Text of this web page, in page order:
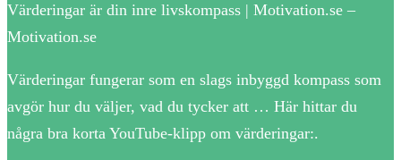
Värderingar är din inre livskompass | Motivation.se –
Motivation.se
Värderingar fungerar som en slags inbyggd kompass som
avgör hur du väljer, vad du tycker att … Här hittar du
några bra korta YouTube-klipp om värderingar:.